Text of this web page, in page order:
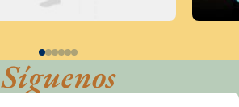
Síguenos